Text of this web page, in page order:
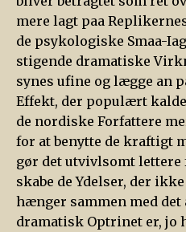
mere lagt paa
de psykologiske Smaa-
stigende dramatiske
synes ufine og lægge an
Effekt, der populært
de nordiske Forfattere
for at benytte de kraftigt
gør det utvivlsomt
skabe de Ydelser, der
hænger sammen med
dramatisk Optrinet er, jo